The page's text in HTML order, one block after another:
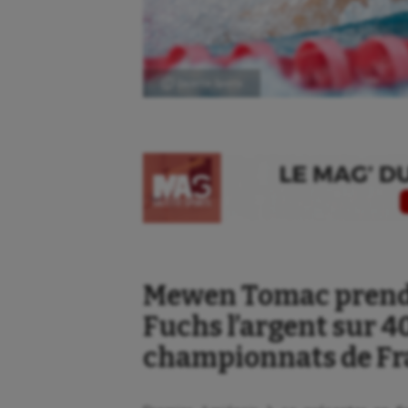
Aéronautique
Athlétisme
Mewen Tomac
Fuchs l’argent sur
championnats de